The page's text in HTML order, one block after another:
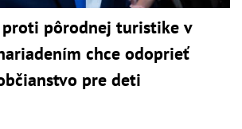
pôrodnej turistike v
chce odoprieť
pre deti